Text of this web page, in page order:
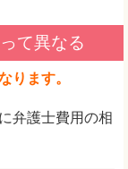
て異なる
ります。
弁護士費用の相